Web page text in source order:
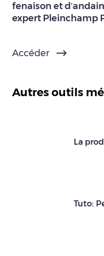
fenaison et
expert Pleinchamp
Accéder
Autres outils
La
Tuto: